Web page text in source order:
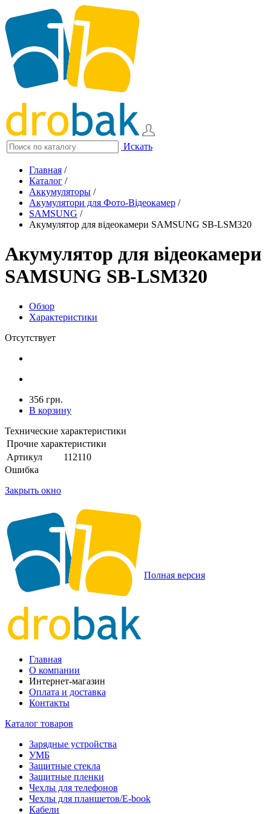
Искать
Главная /
Каталог /
Аккумуляторы /
Акумулятори для Фото-Відеокамер /
SAMSUNG /
Акумулятор для відеокамери SAMSUNG SB-LSM320
Акумулятор для відеокамери
SAMSUNG SB-LSM320
Обзор
Характеристики
Отсутствует
356 грн.
В корзину
Технические характеристики
Прочие характеристики
Артикул
112110
Ошибка
Закрыть окно
Полная версия
Главная
О компании
Интернет-магазин
Оплата и доставка
Контакты
Каталог товаров
Зарядные устройства
УМБ
Защитные стекла
Защитные пленки
Чехлы для телефонов
Чехлы для планшетов/E-book
Кабели